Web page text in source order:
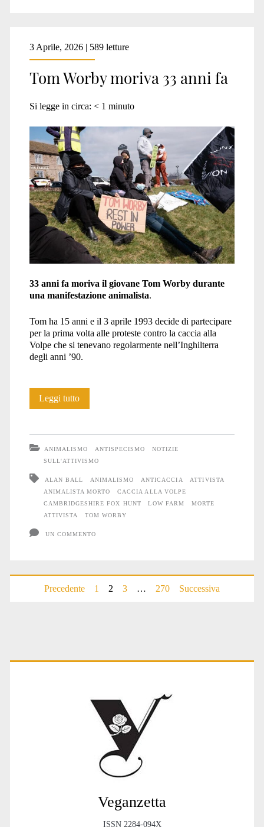
3 Aprile, 2026 | 589 letture
Tom Worby moriva 33 anni fa
Si legge in circa: < 1 minuto
33 anni fa moriva il giovane Tom Worby durante
una manifestazione animalista.
Tom ha 15 anni e il 3 aprile 1993 decide di partecipare
per la prima volta alle proteste contro la caccia alla
Volpe che si tenevano regolarmente nell’Inghilterra
degli anni ’90.
Leggi tuttoTom
33
anni
fa
ANIMALISMO ANTISPECISMO
NOTIZIE
SULL'ATTIVISMO
ALAN BALL ANIMALISMO ANTICACCIA
ATTIVISTA
ANIMALISTA MORTO
CACCIA ALLA VOLPE
CAMBRIDGESHIRE FOX HUNT
LOW FARM
MORTE
ATTIVISTA
TOM WORBY
UN COMMENTO
Paginazione
Precedente 1 2 3 … 270 Successiva
Primary
Veganzetta
ISSN 2284-094X